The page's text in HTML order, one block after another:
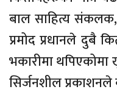
बाल साहित्य संकलक,
प्रमोद प्रधानले दुबै
भकारीमा
सिर्जनशील प्रकाशनले